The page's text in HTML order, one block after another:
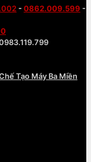
-0862.009.599 -
Tạo Máy Ba Miền